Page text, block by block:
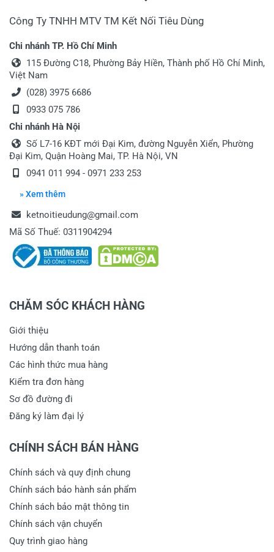
Công Ty TNHH MTV TM Kết Nối Tiêu Dùng
Chi nhánh TP. Hồ Chí Minh
115 Đường C18, Phường Bảy Hiền, Thành phố Hồ Chí Minh,
Việt Nam
(028) 3975 6686
0933 075 786
Chi nhánh Hà Nội
Số L7-16 KĐT mới Đại Kim, đường Nguyễn Xiển, Phường
Đại Kim, Quận Hoàng Mai, TP. Hà Nội, VN
0941 011 994 - 0971 233 253
» Xem thêm
ketnoitieudung@gmail.com
Mã Số Thuế: 0311904294
CHĂM SÓC KHÁCH HÀNG
Giới thiệu
Hướng dẫn thanh toán
Các hình thức mua hàng
Kiểm tra đơn hàng
Sơ đồ đường đi
Đăng ký làm đại lý
CHÍNH SÁCH BÁN HÀNG
Chính sách và quy định chung
Chính sách bảo hành sản phẩm
Chính sách bảo mật thông tin
Chính sách vận chuyển
Quy trình giao hàng